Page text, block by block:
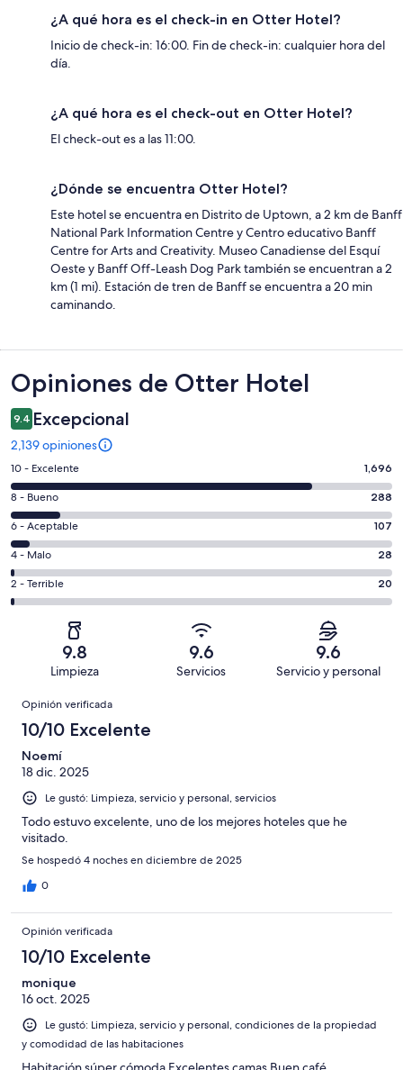
¿A qué hora es el check-in en Otter Hotel?
Inicio de check-in: 16:00. Fin de check-in: cualquier hora del
día.
¿A qué hora es el check-out en Otter Hotel?
El check-out es a las 11:00.
¿Dónde se encuentra Otter Hotel?
Este hotel se encuentra en Distrito de Uptown, a 2 km de Banff
National Park Information Centre y Centro educativo Banff
Centre for Arts and Creativity. Museo Canadiense del Esquí
Oeste y Banff Off-Leash Dog Park también se encuentran a 2
km (1 mi). Estación de tren de Banff se encuentra a 20 min
caminando.
Opiniones
Opiniones de Otter Hotel
9.4 Excepcional
2,139 opiniones
Puntuación
de
10,
es
decir,
Excelente.
Basada
en
opiniones
10 - Excelente 1,696
Puntuación
de
8,
es
decir,
Bueno.
opiniones
8 - Bueno 288
Puntuación
de
6,
es
decir,
Aceptable.
de
2139
opiniones
6 - Aceptable 107
Puntuación
de
4,
Basada
28
de
opiniones
4 - Malo 28
Puntuación
de
Terrible.
Basada
20
de
2139
opiniones
2 - Terrible 20
9.8
Limpieza
9.6
Servicios
9.6
Servicio y personal
Opiniones
Opinión verificada
10/10 Excelente
Noemí
18 dic. 2025
Le gustó: Limpieza, servicio y personal, servicios
Todo estuvo excelente, uno de los mejores hoteles que he
visitado.
Se hospedó 4 noches en diciembre de 2025
0
Opinión verificada
10/10 Excelente
monique
16 oct. 2025
Le gustó: Limpieza, servicio y personal, condiciones de la propiedad
y comodidad de las habitaciones